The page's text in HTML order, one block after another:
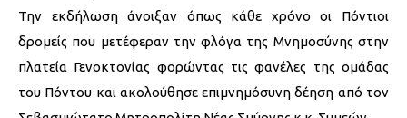
Την εκδήλωση άνοιξαν όπως κάθε χρόνο οι Πόντιοι
δρομείς που μετέφεραν την φλόγα της Μνημοσύνης στην
πλατεία Γενοκτονίας φορώντας τις φανέλες της ομάδας
του Πόντου και ακολούθησε επιμνημόσυνη δέηση από τον